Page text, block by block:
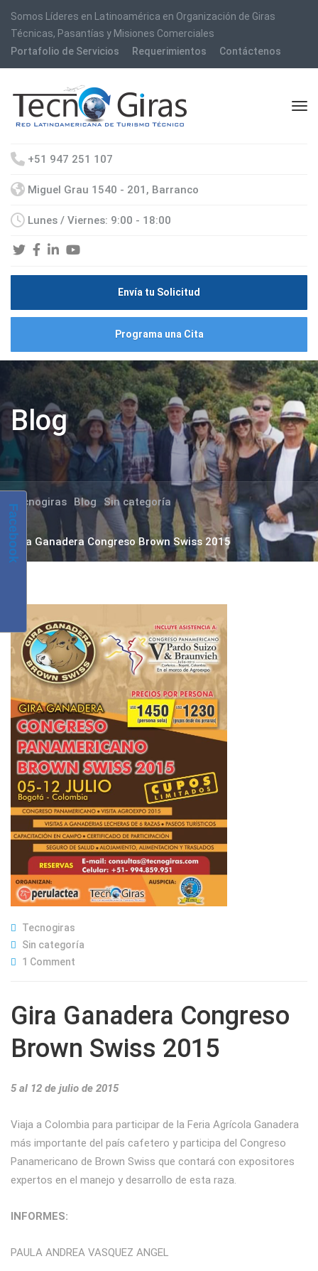
Somos Líderes en Latinoamérica en Organización de Giras
Técnicas, Pasantías y Misiones Comerciales
Portafolio de Servicios
Requerimientos Contáctenos
+51 947 251 107
Miguel Grau 1540 - 201, Barranco
Lunes / Viernes: 9:00 - 18:00
Envía tu Solicitud
Programa una Cita
Blog
Tecnogiras Blog Sin categoría
Gira Ganadera Congreso Brown Swiss 2015
Tecnogiras
Sin categoría
1 Comment
Gira Ganadera Congreso
Brown Swiss 2015
5 al 12 de julio de 2015
Viaja a Colombia para participar de la Feria Agrícola Ganadera
más importante del país cafetero y participa del Congreso
Panamericano de Brown Swiss que contará con expositores
expertos en el manejo y desarrollo de esta raza.
INFORMES:
PAULA ANDREA VASQUEZ ANGEL
Facebook